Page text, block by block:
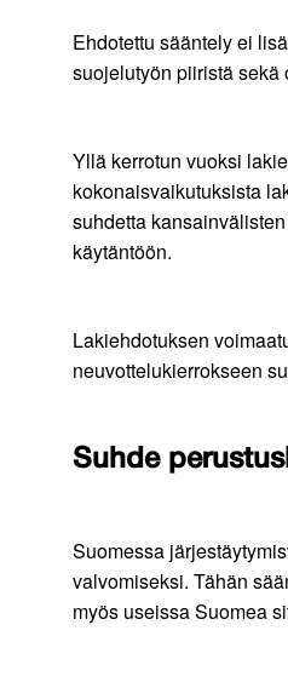
Ehdotettu sääntely ei
suojelutyön piiristä
Yllä kerrotun vuoksi
kokonaisvaikutuksista
suhdetta
käytäntöön.
Lakiehdotuksen
neuvottelukierrokseen
Suhde
Suomessa
valvomiseksi. Tähän
myös useissa Suomea